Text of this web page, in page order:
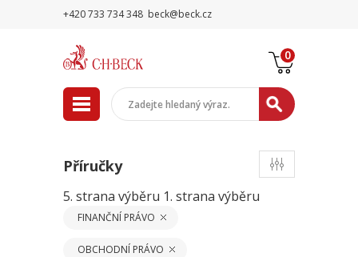
+420 733 734 348 beck@beck.cz
0
Příručky
5. strana výběru 1. strana výběru
FINANČNÍ PRÁVO
OBCHODNÍ PRÁVO